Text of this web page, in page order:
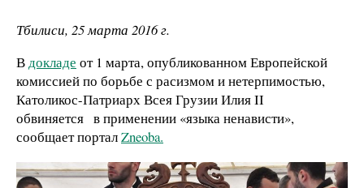
Тбилиси, 25 марта 2016 г.
Вдокладе от 1 марта, опубликованном Европейской
комиссией по борьбе с расизмом и нетерпимостью,
Католикос-Патриарх Всея Грузии Илия II
обвиняется в применении «языка ненависти»,
сообщает порталZneoba.